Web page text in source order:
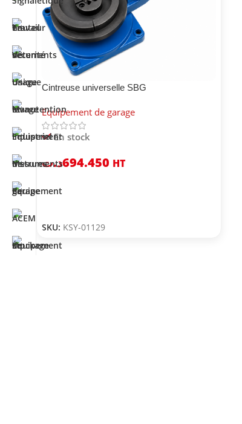
Cintreuse universelle SBG
Equipement de garage
En stock
694.450د.ت HT
SKU: KSY-01129